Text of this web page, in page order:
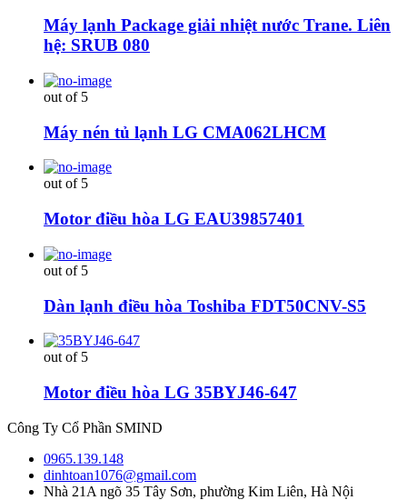
Máy lạnh Package giải nhiệt nước Trane. Liên
hệ: SRUB 080
out of 5
Máy nén tủ lạnh LG CMA062LHCM
out of 5
Motor điều hòa LG EAU39857401
out of 5
Dàn lạnh điều hòa Toshiba FDT50CNV-S5
out of 5
Motor điều hòa LG 35BYJ46-647
Công Ty Cổ Phần SMIND
0965.139.148
dinhtoan1076@gmail.com
Nhà 21A ngõ 35 Tây Sơn, phường Kim Liên, Hà Nội